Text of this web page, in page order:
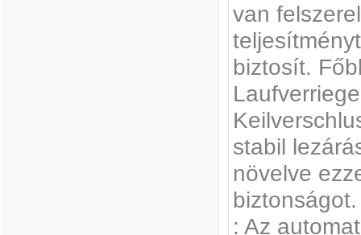
van
biztosít.
stabil
növelve
: Az